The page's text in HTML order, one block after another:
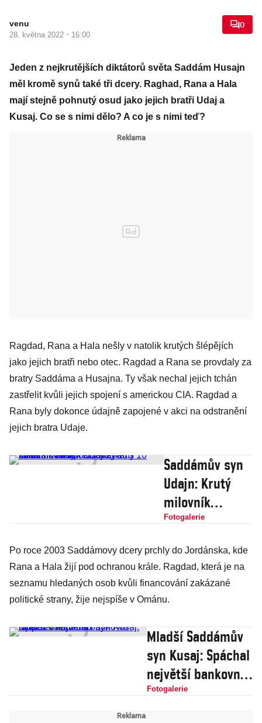
venu
28. května 2022 · 16:00
0
Jeden z nejkrutějších diktátorů světa Saddám Husajn
měl kromě synů také tři dcery. Raghad, Rana a Hala
mají stejně pohnutý osud jako jejich bratři Udaj a
Kusaj. Co se s nimi dělo? A co je s nimi teď?
Ragdad, Rana a Hala nešly v natolik krutých šlépějích
jako jejich bratři nebo otec. Ragdad a Rana se provdaly za
bratry Saddáma a Husajna. Ty však nechal jejich tchán
zastřelit kvůli jejich spojení s americkou CIA. Ragdad a
Rana byly dokonce údajně zapojené v akci na odstranění
jejich bratra Udaje.
Saddámův syn
Udajn: Krutý
milovník
alkoholu, drog a
přežil atentát s
10 kulkami v
těle
Fotogalerie
Po roce 2003 Saddámovy dcery prchly do Jordánska, kde
Rana a Hala žijí pod ochranou krále. Ragdad, která je na
seznamu hledaných osob kvůli financování zakázané
politické strany, žije nejspíše v Ománu.
Mladší Saddámův
syn Kusaj: Spáchal
největší bankovní
loupež všech dob
Fotogalerie